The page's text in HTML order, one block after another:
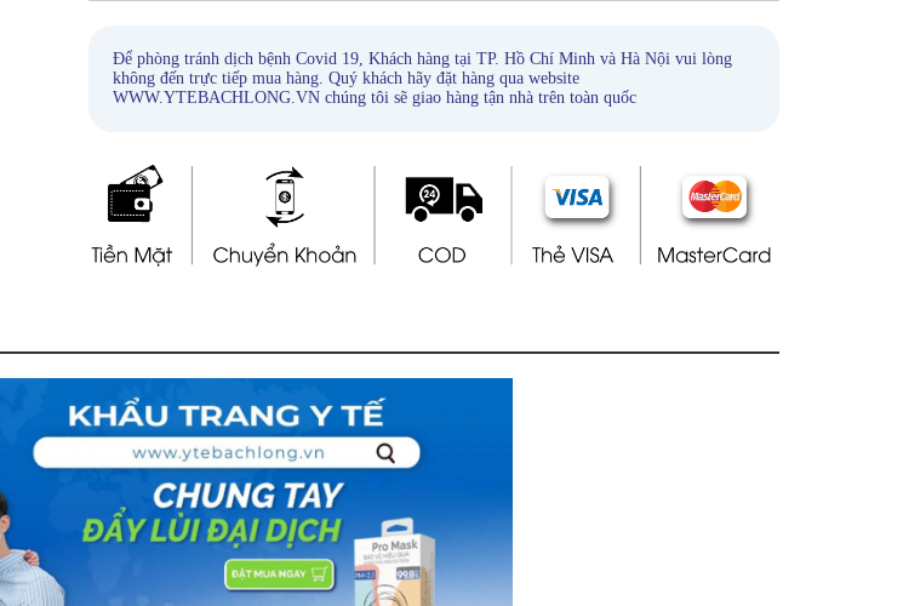
Để phòng tránh dịch bệnh Covid 19, Khách hàng tại TP. Hồ Chí Minh và Hà Nội vui lòng
không đến trực tiếp mua hàng. Quý khách hãy đặt hàng qua website
WWW.YTEBACHLONG.VN chúng tôi sẽ giao hàng tận nhà trên toàn quốc